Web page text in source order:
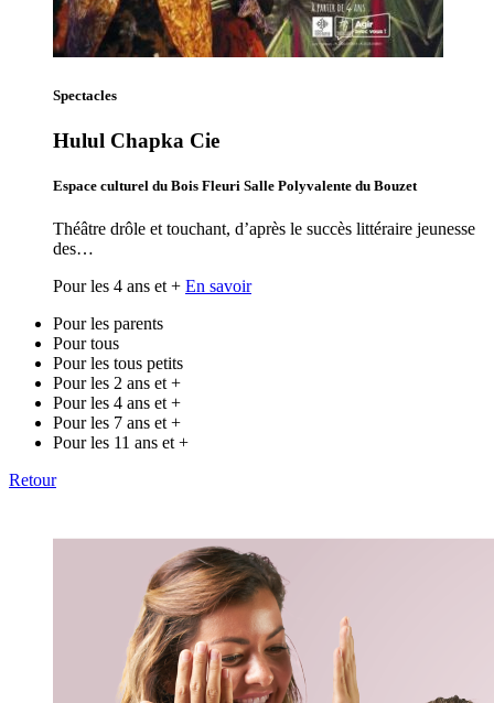
Spectacles
Hulul Chapka Cie
Espace culturel du Bois Fleuri Salle Polyvalente du Bouzet
Théâtre drôle et touchant, d’après le succès littéraire jeunesse
des…
Pour les 4 ans et + En savoir
Pour les parents
Pour tous
Pour les tous petits
Pour les 2 ans et +
Pour les 4 ans et +
Pour les 7 ans et +
Pour les 11 ans et +
Retour